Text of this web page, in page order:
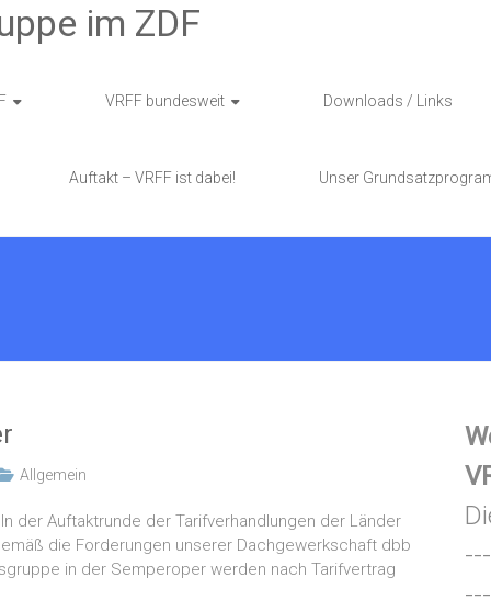
im ZDF
VRFF bundesweit Downloads / Links
Auftakt – VRFF ist dabei! Unser
Allgemein
der Auftaktrunde der Tarifverhandlungen der Länder
die Forderungen unserer Dachgewerkschaft dbb
in der Semperoper werden nach Tarifvertrag